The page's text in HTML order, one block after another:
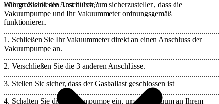
Führen Sie diesen Test durch, um sicherzustellen, dass die
Vakuumpumpe und Ihr Vakuummeter ordnungsgemäß
funktionieren.
1. Schließen Sie Ihr Vakuummeter direkt an einen Anschluss der
Vakuumpumpe an.
2. Verschließen Sie die 3 anderen Anschlüsse.
3. Stellen Sie sicher, dass der Gasballast geschlossen ist.
4. Schalten Sie die Vakuumpumpe ein, um ein Vakuum an Ihrem
Wie groß sind die Anschlüsse?